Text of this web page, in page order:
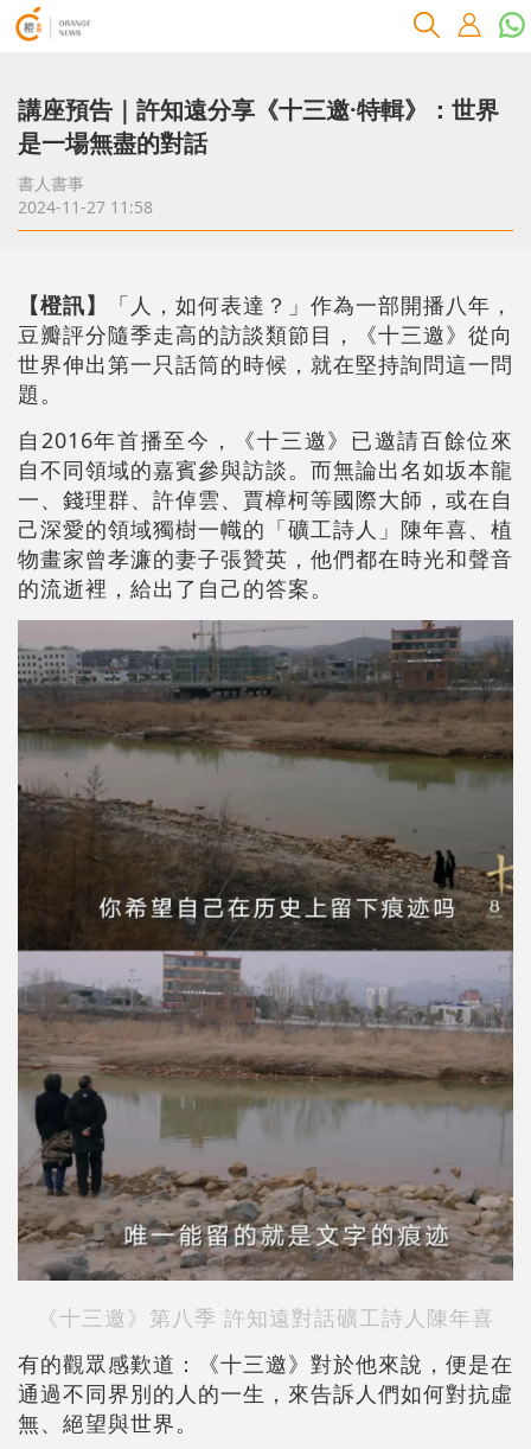
講座預告｜許知遠分享《十三邀·特輯》：世界
是一場無盡的對話
書人書事
2024-11-27 11:58
【橙訊】
「人，如何表達？」作為一部開播八年，
豆瓣評分隨季走高的訪談類節目，《十三邀》從向
世界伸出第一只話筒的時候，就在堅持詢問這一問
題。
自2016年首播至今，《十三邀》已邀請百餘位來
自不同領域的嘉賓參與訪談。而無論出名如坂本龍
一、錢理群、許倬雲、賈樟柯等國際大師，或在自
己深愛的領域獨樹一幟的「礦工詩人」陳年喜、植
物畫家曾孝濂的妻子張贊英，他們都在時光和聲音
的流逝裡，給出了自己的答案。
《十三邀》第八季 許知遠對話礦工詩人陳年喜
有的觀眾感歎道：《十三邀》對於他來說，便是在
通過不同界別的人的一生，來告訴人們如何對抗虛
無、絕望與世界。